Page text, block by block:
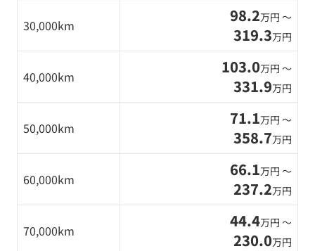
30,000km 98.2万円 〜
319.3万円
40,000km 103.0万円 〜
331.9万円
50,000km 71.1万円 〜
358.7万円
60,000km 66.1万円 〜
237.2万円
70,000km 44.4万円 〜
230.0万円